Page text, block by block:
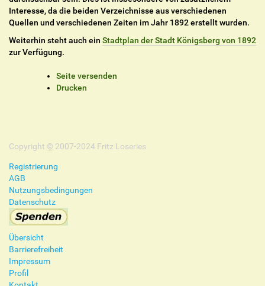
Interesse, da die beiden Verzeichnisse aus verschiedenen
Quellen und verschiedenen Zeiten im Jahr 1892 erstellt wurden.
Weiterhin steht auch ein Stadtplan der Stadt Königsberg von 1892
zur Verfügung.
s
e
i
f
i
c
h
e
Seite versenden
Drucken
Copyright © 2007-2024 Fritz Loseries
Registrierung
AGB
Nutzungsbedingungen
Datenschutz
Übersicht
Barrierefreiheit
Impressum
Profil